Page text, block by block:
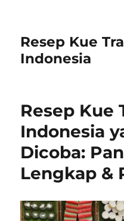
Resep Kue
Indonesia
Resep Kue
Indonesia
Dicoba:
Lengkap &